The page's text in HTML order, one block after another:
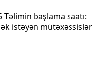
başlama saatı:
istəyən mütəxəssislər